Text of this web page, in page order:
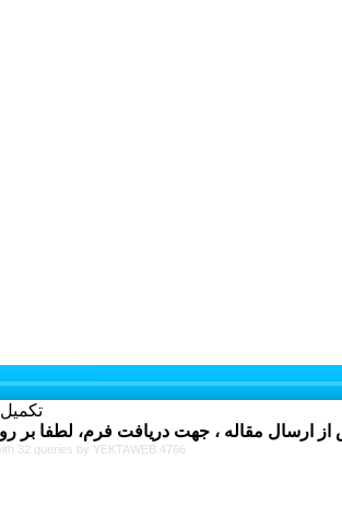
از ارسال مقاله ، جهت دریافت فرم، لطفا بر
32 queries by YEKTAWEB 4766